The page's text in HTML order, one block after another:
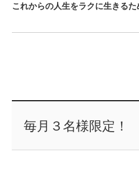
これからの人生をラクに生きるた
毎月３名様限定！